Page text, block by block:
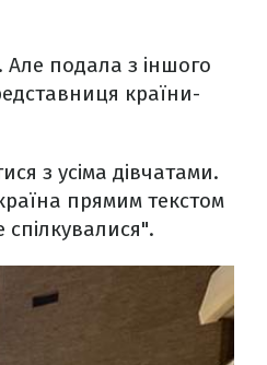
. Але подала з іншого
країни-
з усіма дівчатами.
прямим текстом